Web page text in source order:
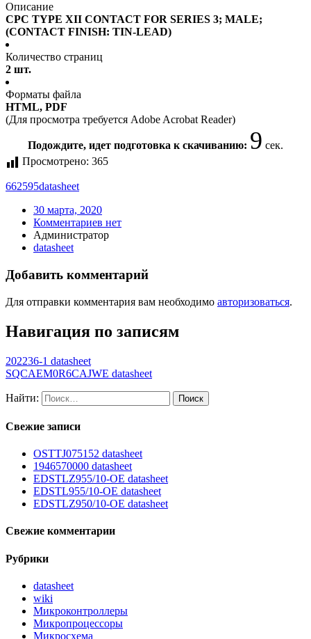
Описание
CPC TYPE XII CONTACT FOR SERIES 3; MALE;
(CONTACT FINISH: TIN-LEAD)
Количество страниц
2 шт.
Форматы файла
HTML, PDF
(Для просмотра требуется Adobe Acrobat Reader)
Подождите, идет подготовка к скачиванию: 9 сек.
Просмотрено: 365
662595datasheet
30 марта, 2020
Комментариев нет
Администратор
datasheet
Добавить комментарий
Для отправки комментария вам необходимо авторизоваться.
Навигация по записям
202236-1 datasheet
SQCAEM0R6CAJWE datasheet
Найти:
Свежие записи
OSTTJ075152 datasheet
1946570000 datasheet
EDSTLZ955/10-OE datasheet
EDSTL955/10-OE datasheet
EDSTLZ950/10-OE datasheet
Свежие комментарии
Рубрики
datasheet
wiki
Микроконтроллеры
Микропроцессоры
Микросхема